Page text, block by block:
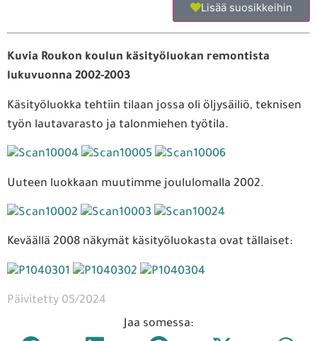
Lisää suosikkeihin
Kuvia Roukon koulun käsityöluokan remontista
lukuvuonna 2002-2003
Käsityöluokka tehtiin tilaan jossa oli öljysäiliö, teknisen
työn lautavarasto ja talonmiehen työtila.
Uuteen luokkaan muutimme joululomalla 2002.
Keväällä 2008 näkymät käsityöluokasta ovat tällaiset:
Päivitetty 05/2024
Jaa somessa: